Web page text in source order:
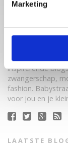
Marketing
Babystraatje.nl
jonge moeders.
inspirerende
zwangerschap,
fashion.
voor jou en je
LAATSTE